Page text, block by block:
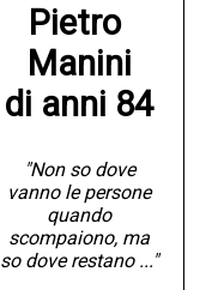
Pietro
Manini
di anni 84
"Non so dove
vanno le persone
quando
scompaiono, ma
so dove restano ..."